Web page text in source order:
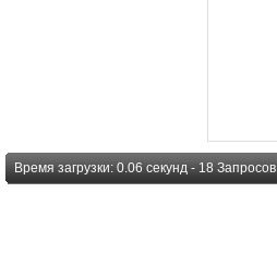
Время загрузки: 0.06 секунд - 18 Запросов